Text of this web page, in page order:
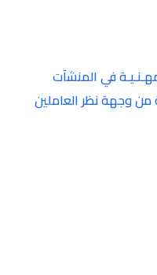
في المنشآت
من وجهة نظر العاملين